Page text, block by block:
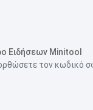
Ειδήσεων Minitool
τον κωδικό